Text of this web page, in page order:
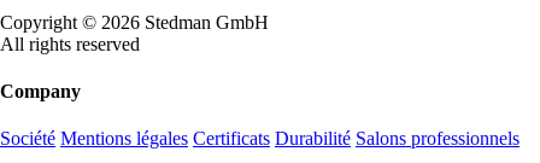
Copyright © 2026 Stedman GmbH
All rights reserved
Company
Société Mentions légales Certificats Durabilité Salons professionnels